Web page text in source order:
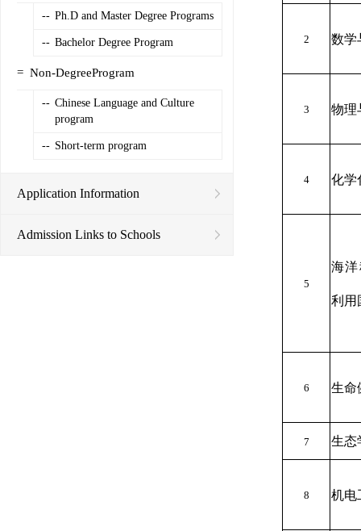
-- Ph.D and Master Degree Programs
-- Bachelor Degree Program
= Non-DegreeProgram
-- Chinese Language and Culture
program
-- Short-term program
Application Information
Admission Links to Schools
2 数学
3 物理
4 化学
5
海
利用
6 生命
7 生态
8 机电